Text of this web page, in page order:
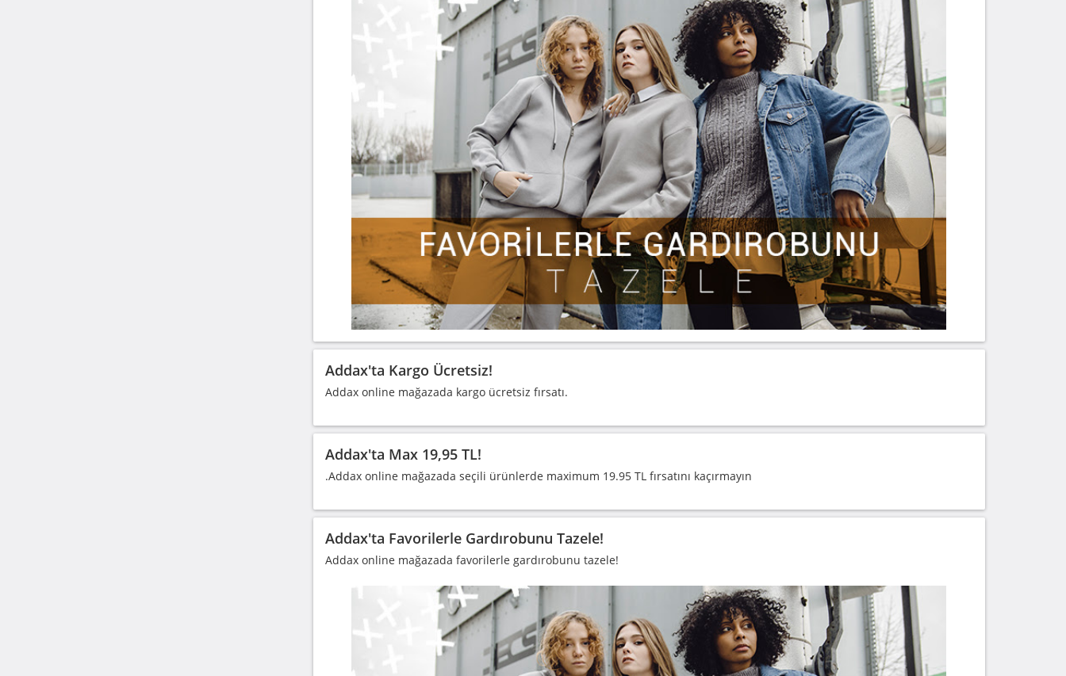
Addax'ta Kargo Ücretsiz!
Addax online mağazada kargo ücretsiz fırsatı.
Addax'ta Max 19,95 TL!
.Addax online mağazada seçili ürünlerde maximum 19.95 TL fırsatını kaçırmayın
Addax'ta Favorilerle Gardırobunu Tazele!
Addax online mağazada favorilerle gardırobunu tazele!